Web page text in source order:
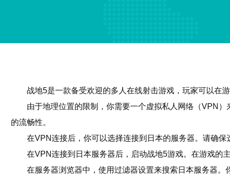
战地5是一款备受欢迎的多人在线射击游戏，玩家可以在
由于地理位置的限制，你需要一个虚拟私人网络（VPN
的流畅性。
在VPN连接后，你可以选择连接到日本的服务器。请确保
在VPN连接到日本服务器后，启动战地5游戏。在游戏的
在服务器浏览器中，使用过滤器设置来搜索日本服务器。